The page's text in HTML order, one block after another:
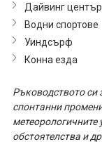
Дайвинг център
Водни спортове
Уиндсърф
Конна езда
Ръководството си
спонтанни
обстоятелства и